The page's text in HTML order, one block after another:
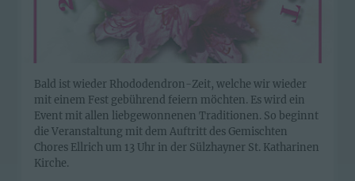
Bald ist wieder Rhododendron-Zeit, welche wir wieder
mit einem Fest gebührend feiern möchten. Es wird ein
Event mit allen liebgewonnenen Traditionen. So beginnt
die Veranstaltung mit dem Auftritt des Gemischten
Chores Ellrich um 13 Uhr in der Sülzhayner St. Katharinen
Kirche.